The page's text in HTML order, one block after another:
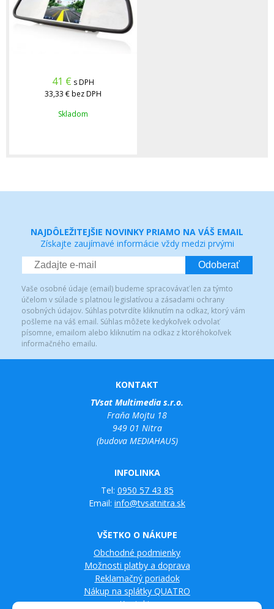
41 € s DPH
33,33 €bez DPH
Skladom
NAJDÔLEŽITEJŠIE NOVINKY PRIAMO NA VÁŠ EMAIL
Získajte zaujímavé informácie vždy medzi prvými
Odoberať
Vaše osobné údaje (email) budeme spracovávať len za týmto
účelom v súlade s platnou legislatívou a zásadami ochrany
osobných údajov. Súhlas potvrdíte kliknutím na odkaz, ktorý vám
pošleme na váš email. Súhlas môžete kedykoľvek odvolať
písomne, emailom alebo kliknutím na odkaz z ktoréhokoľvek
informačného emailu.
KONTAKT
TVsat Multimedia s.r.o.
Fraňa Mojtu 18
949 01 Nitra
(budova MEDIAHAUS)
INFOLINKA
Tel: 0950 57 43 85
Email: info@tvsatnitra.sk
VŠETKO O NÁKUPE
Obchodné podmienky
Možnosti platby a doprava
Reklamačný poriadok
Nákup na splátky QUATRO
Kontakty